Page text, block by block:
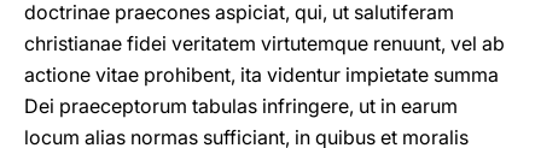
doctrinae praecones aspiciat, qui, ut salutiferam
christianae fidei veritatem virtutemque renuunt, vel ab
actione vitae prohibent, ita videntur impietate summa
Dei praeceptorum tabulas infringere, ut in earum
locum alias normas sufficiant, in quibus et moralis